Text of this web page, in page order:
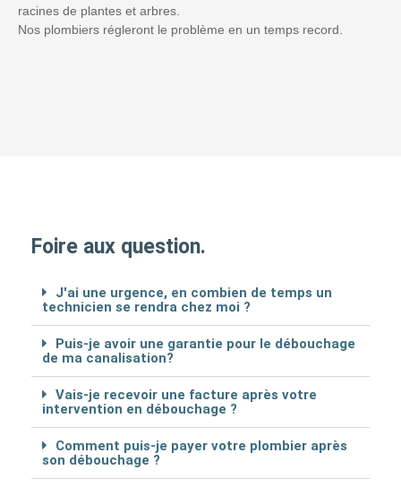
racines de plantes et arbres.
Nos plombiers régleront le problème en un temps record.
Foire aux question.
J'ai une urgence, en combien de temps un
technicien se rendra chez moi ?
Puis-je avoir une garantie pour le débouchage
de ma canalisation?
Vais-je recevoir une facture après votre
intervention en débouchage ?
Comment puis-je payer votre plombier après
son débouchage ?